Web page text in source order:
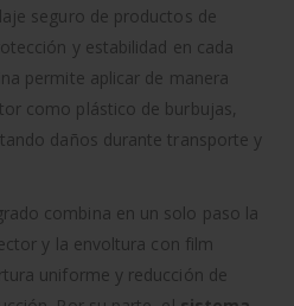
seguro de productos de
y estabilidad en cada
permite aplicar de manera
como plástico de burbujas,
daños durante transporte y
combina en un solo paso la
y la envoltura con film
uniforme y reducción de